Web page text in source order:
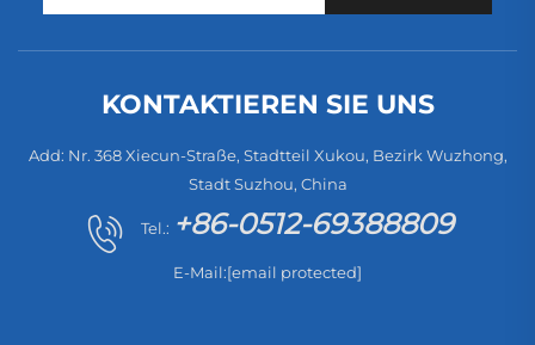
KONTAKTIEREN SIE UNS
Add: Nr. 368 Xiecun-Straße, Stadtteil Xukou, Bezirk Wuzhong,
Stadt Suzhou, China
Tel.: +86-0512-69388809
E-Mail:[email protected]